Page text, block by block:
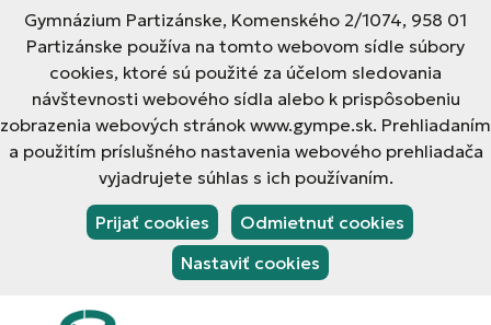
Gymnázium Partizánske, Komenského 2/1074, 958 01
Partizánske používa na tomto webovom sídle súbory
cookies, ktoré sú použité za účelom sledovania
návštevnosti webového sídla alebo k prispôsobeniu
zobrazenia webových stránok www.gympe.sk. Prehliadaním
a použitím príslušného nastavenia webového prehliadača
vyjadrujete súhlas s ich používaním.
Prijať cookies
Odmietnuť cookies
Nastaviť cookies